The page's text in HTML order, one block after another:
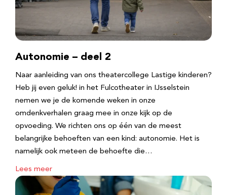
Autonomie – deel 2
Naar aanleiding van ons theatercollege Lastige kinderen?
Heb jij even geluk! in het Fulcotheater in IJsselstein
nemen we je de komende weken in onze
omdenkverhalen graag mee in onze kijk op de
opvoeding. We richten ons op één van de meest
belangrijke behoeften van een kind: autonomie. Het is
namelijk ook meteen de behoefte die…
Lees meer